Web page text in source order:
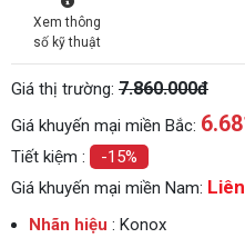
Xem thông
số kỹ thuật
Giá thị trường: 7.860.000đ
Giá khuyến mại miền Bắc:
Tiết kiệm :
-15%
Giá khuyến mại miền Nam:
Nhãn hiệu : Konox